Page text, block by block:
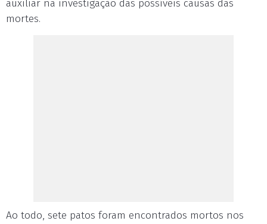
auxiliar na investigação das possíveis causas das
mortes.
Ao todo, sete patos foram encontrados mortos nos